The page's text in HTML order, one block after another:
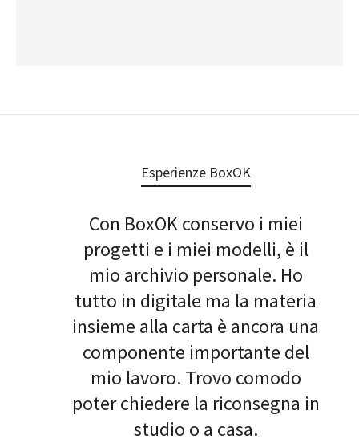
Esperienze BoxOK
Con BoxOK conservo i miei
progetti e i miei modelli, è il
mio archivio personale. Ho
tutto in digitale ma la materia
insieme alla carta è ancora una
componente importante del
mio lavoro. Trovo comodo
poter chiedere la riconsegna in
studio o a casa.